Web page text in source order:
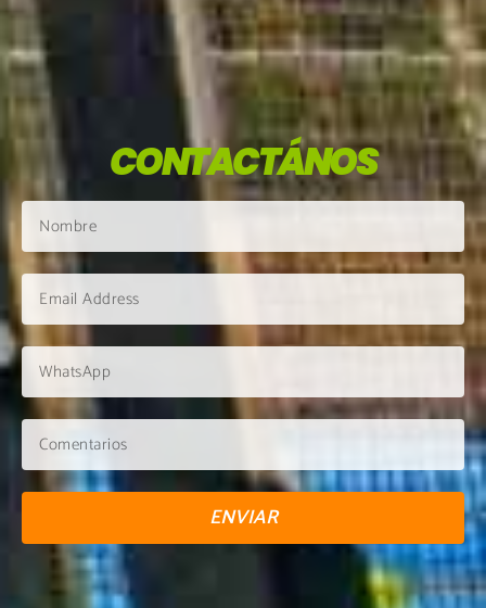
CONTACTÁNOS
ENVIAR